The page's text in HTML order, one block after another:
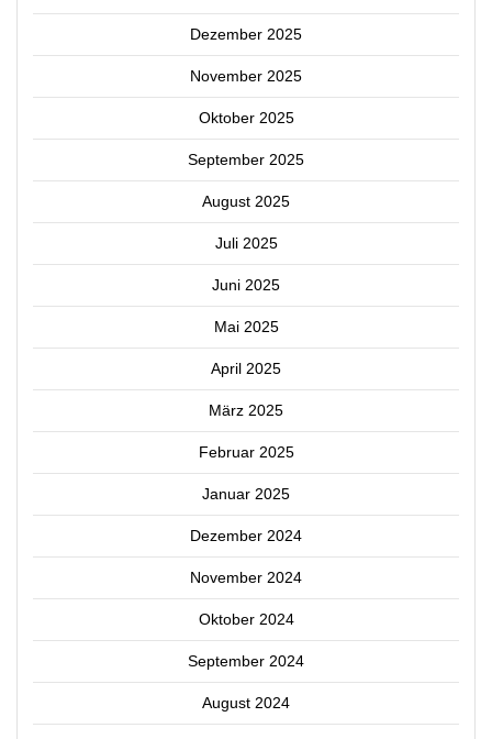
Dezember 2025
November 2025
Oktober 2025
September 2025
August 2025
Juli 2025
Juni 2025
Mai 2025
April 2025
März 2025
Februar 2025
Januar 2025
Dezember 2024
November 2024
Oktober 2024
September 2024
August 2024